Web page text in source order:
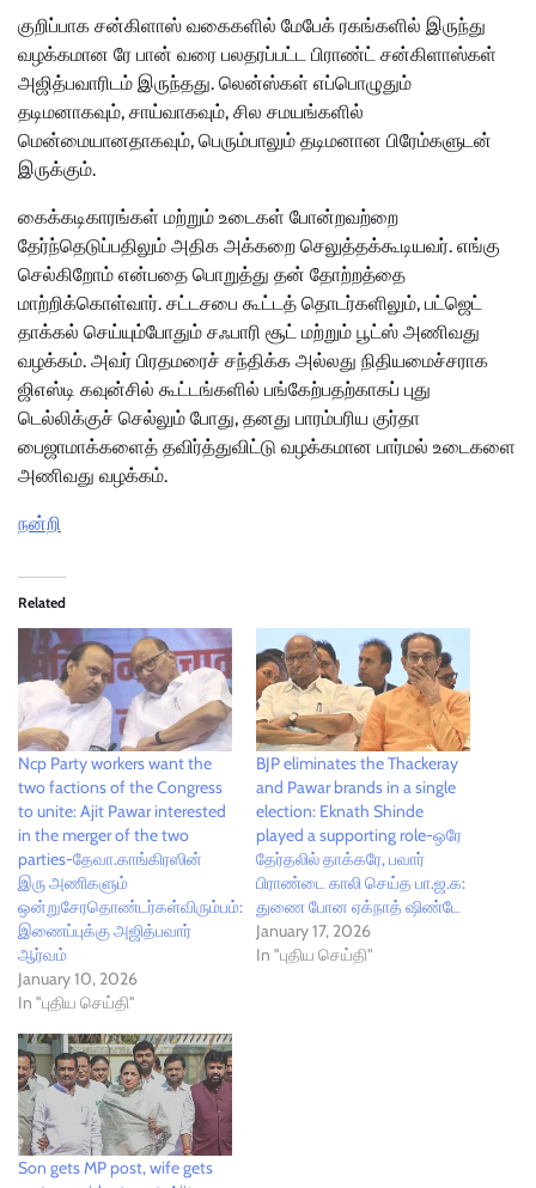
குறிப்பாக சன்கிளாஸ் வகைகளில் மேபேக் ரகங்களில் இருந்து
வழக்கமான ரே பான் வரை பலதரப்பட்ட பிராண்ட் சன்கிளாஸ்கள்
அஜித்பவாரிடம் இருந்தது. லென்ஸ்கள் எப்பொழுதும்
தடிமனாகவும், சாய்வாகவும், சில சமயங்களில்
மென்மையானதாகவும், பெரும்பாலும் தடிமனான பிரேம்களுடன்
இருக்கும்.
கைக்கடிகாரங்கள் மற்றும் உடைகள் போன்றவற்றை
தேர்ந்தெடுப்பதிலும் அதிக அக்கறை செலுத்தக்கூடியவர். எங்கு
செல்கிறோம் என்பதை பொறுத்து தன் தோற்றத்தை
மாற்றிக்கொள்வார். சட்டசபை கூட்டத் தொடர்களிலும், பட்ஜெட்
தாக்கல் செய்யும்போதும் சஃபாரி சூட் மற்றும் பூட்ஸ் அணிவது
வழக்கம். அவர் பிரதமரைச் சந்திக்க அல்லது நிதியமைச்சராக
ஜிஎஸ்டி கவுன்சில் கூட்டங்களில் பங்கேற்பதற்காகப் புது
டெல்லிக்குச் செல்லும் போது, தனது பாரம்பரிய குர்தா
பைஜாமாக்களைத் தவிர்த்துவிட்டு வழக்கமான பார்மல் உடைகளை
அணிவது வழக்கம்.
நன்றி
Related
Ncp Party workers want the
two factions of the Congress
to unite: Ajit Pawar interested
in the merger of the two
parties-தேவா.காங்கிரஸின்
இரு அணிகளும்
ஒன்றுசேரதொண்டர்கள்விரும்பம்:
இணைப்புக்கு அஜித்பவார்
ஆர்வம்
January 10, 2026
In "புதிய செய்தி"
BJP eliminates the Thackeray
and Pawar brands in a single
election: Eknath Shinde
played a supporting role-ஒரே
தேர்தலில் தாக்கரே, பவார்
பிராண்டை காலி செய்த பா.ஜ.க:
துணை போன ஏக்நாத் ஷிண்டே
January 17, 2026
In "புதிய செய்தி"
Son gets MP post, wife gets